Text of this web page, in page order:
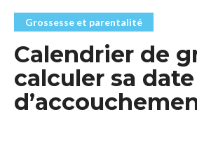
Grossesse et parentalité
Calendrier de
calculer sa date